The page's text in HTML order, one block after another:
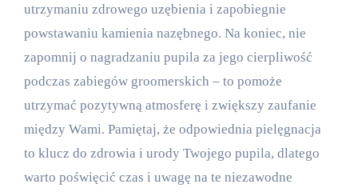
utrzymaniu zdrowego uzębienia i zapobiegnie
powstawaniu kamienia nazębnego. Na koniec, nie
zapomnij o nagradzaniu pupila za jego cierpliwość
podczas zabiegów groomerskich – to pomoże
utrzymać pozytywną atmosferę i zwiększy zaufanie
między Wami. Pamiętaj, że odpowiednia pielęgnacja
to klucz do zdrowia i urody Twojego pupila, dlatego
warto poświęcić czas i uwagę na te niezawodne